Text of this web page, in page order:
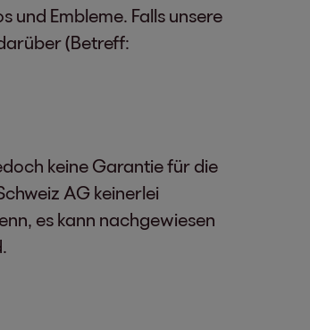
Embleme. Falls unsere
(Betreff:
keine Garantie für die
AG keinerlei
es kann nachgewiesen